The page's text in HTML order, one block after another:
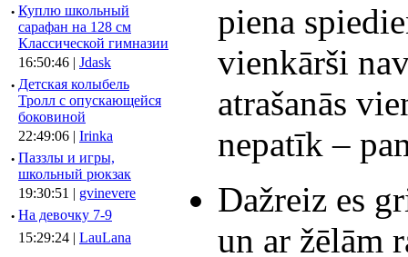
· Куплю школьный
сарафан на 128 см
Классической гимназии
16:50:46 | Jdask
· Детская колыбель
Тролл с опускающейся
боковиной
22:49:06 | Irinka
· Паззлы и игры,
школьный рюкзак
19:30:51 | gvinevere
· Hа девочку 7-9
15:29:24 | LauLana
piena
vienkārši
atrašanās
nepatīk –
Dažreiz es
un ar žēlām